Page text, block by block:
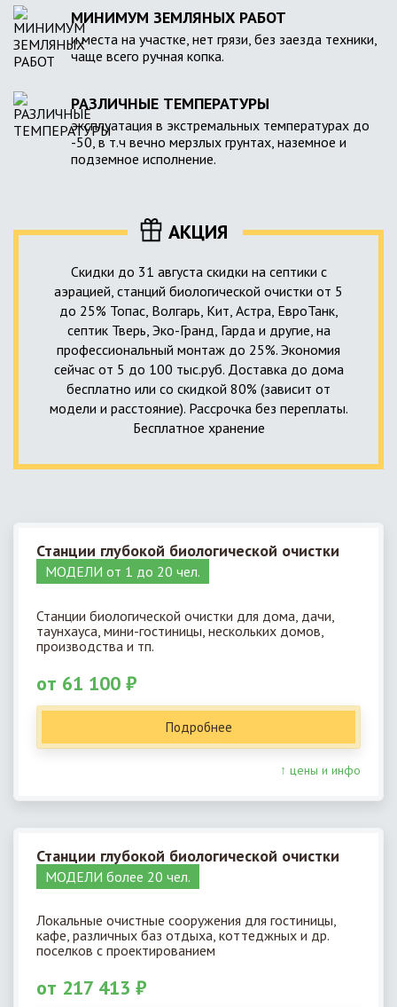
МИНИМУМ ЗЕМЛЯНЫХ РАБОТ
и места на участке, нет грязи, без заезда техники,
чаще всего ручная копка.
РАЗЛИЧНЫЕ ТЕМПЕРАТУРЫ
эксплуатация в экстремальных температурах до
-50, в т.ч вечно мерзлых грунтах, наземное и
подземное исполнение.
АКЦИЯ
Скидки до 31 августа скидки на септики с
аэрацией, станций биологической очистки от 5
до 25% Топас, Волгарь, Кит, Астра, ЕвроТанк,
септик Тверь, Эко-Гранд, Гарда и другие, на
профессиональный монтаж до 25%. Экономия
сейчас от 5 до 100 тыс.руб. Доставка до дома
бесплатно или со скидкой 80% (зависит от
модели и расстояние). Рассрочка без переплаты.
Бесплатное хранение
Станции глубокой биологической очистки
МОДЕЛИ от 1 до 20 чел.
Станции биологической очистки для дома, дачи,
таунхауса, мини-гостиницы, нескольких домов,
производства и тп.
от 61 100 ₽
Подробнее
↑ цены и инфо
Станции глубокой биологической очистки
МОДЕЛИ более 20 чел.
Локальные очистные сооружения для гостиницы,
кафе, различных баз отдыха, коттеджных и др.
поселков с проектированием
от 217 413 ₽